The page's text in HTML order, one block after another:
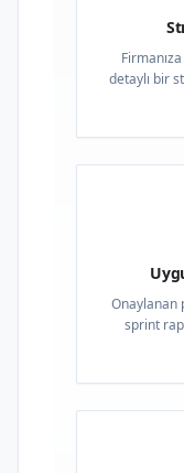
detaylı bir
Onaylanan
sprint